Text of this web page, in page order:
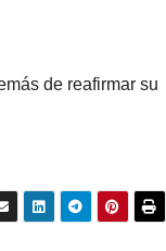
de reafirmar su